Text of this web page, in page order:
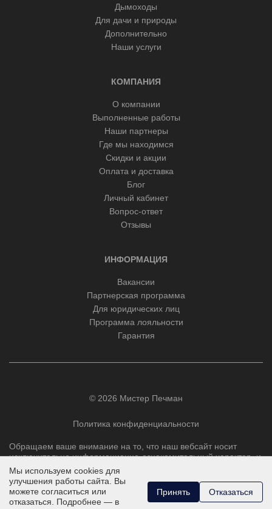
Дымоходы
Для дачи и природы
Дополнительно
Наши услуги
КОМПАНИЯ
О компании
Выполненные работы
Наши партнеры
Где мы находимся
Скидки и акции
Оплата и доставка
Блог
Личный кабинет
Вопрос-ответ
Отзывы
ИНФОРМАЦИЯ
Вакансии
Партнерская программа
Для юридических лиц
Программа лояльности
Гарантия
© 2026 Мистер Печман
Политика конфиденциальности
Обращаем ваше внимание на то, что наш вебсайт носит
исключительно информационно-ознакомительный характер, и
ни при каких условиях не является публичной офертой,
определяемой положениями Статьи 437 Гражданского
кодекса РФ.
Мы используем cookies для
улучшения работы сайта. Вы
можете согласиться или
отказаться. Подробнее — в
Принять Отказаться